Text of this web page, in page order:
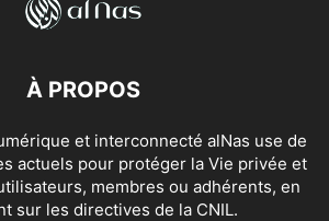
À PROPOS
et interconnecté alNas use de
actuels pour protéger la Vie privée et
membres ou adhérents, en
sur les directives de la CNIL.